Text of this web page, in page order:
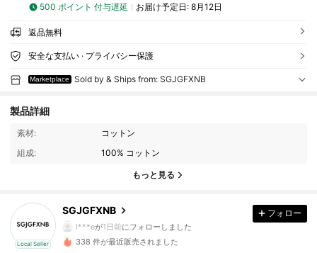
500 ポイント 付与遅延 お届け予定日: 8月12日
返品無料
安全な支払い · プライバシー保護
Marketplace Sold by & Ships from: SGJGFXNB
製品詳細
素材:
コットン
組成:
100% コットン
もっと見る
Local Seller
SGJGFXNB
4.57
l***eが1日前にフォローしました
2 フォロワー
フォロー
338 件が最近販売されました